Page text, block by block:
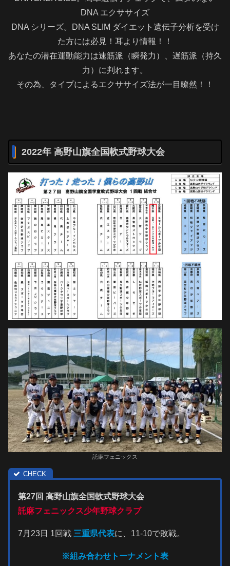
DNA エクササイズ
DNA シリーズ。DNA SLIM ダイエット遺伝子分析を受け
た方には必見！耳より情報！！
あなたの潜在運動能力は速筋派（瞬発力）、遅筋派（持久
力）に判れます。
その為、タイプによるエクササイズ法が一目瞭然！！
2022年 高野山旗全国軟式野球大会
託麻フェニックス
第27回 高野山旗全国軟式野球大会
託麻フェニックス少年野球クラブ
7月23日 1回戦 三重県代表に、11-10で敗戦。
※組み合わせトーナメント表